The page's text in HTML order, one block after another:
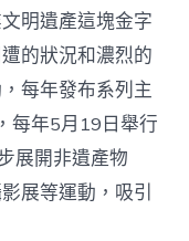
明遺產這塊金字
的狀況和濃烈的
每年發布系列主
每年5月19日舉行
展開非遺產物
展等運動，吸引